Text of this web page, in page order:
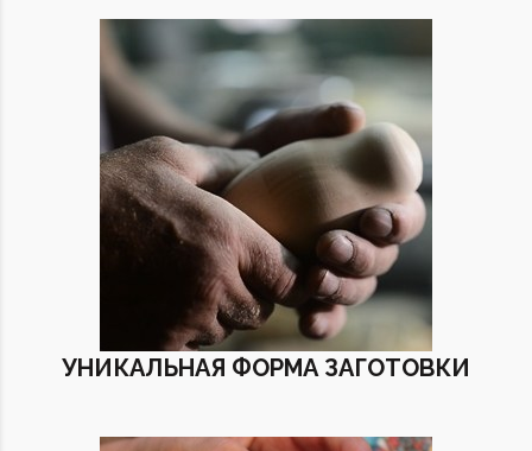
УНИКАЛЬНАЯ ФОРМА ЗАГОТОВКИ